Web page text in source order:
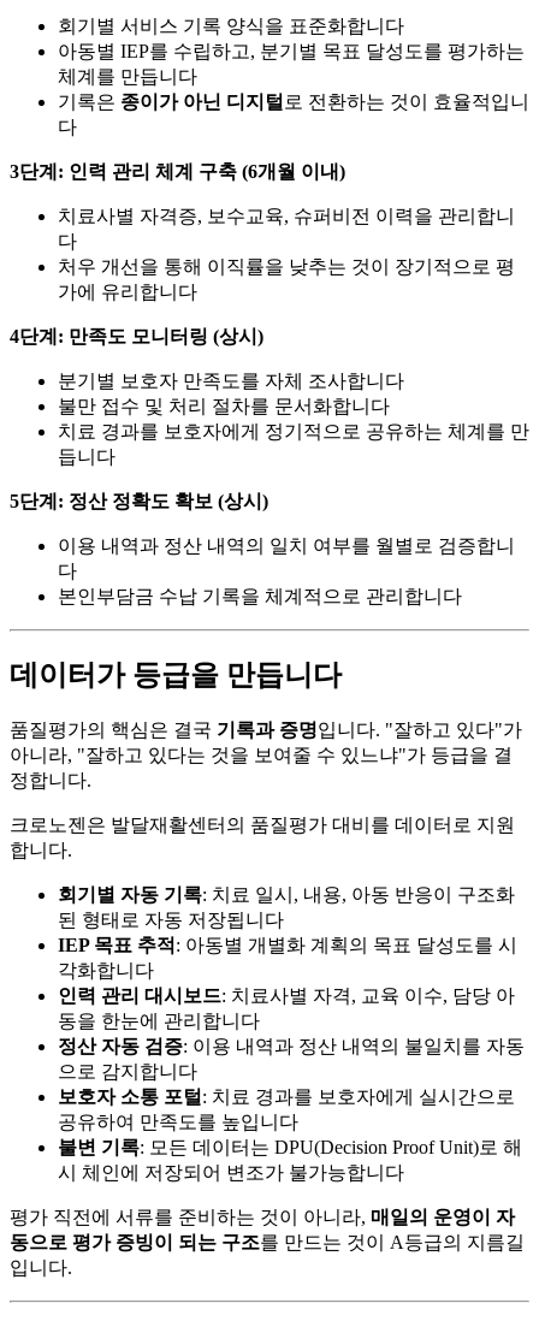
회기별 서비스 기록 양식을 표준화합니다
아동별 IEP를 수립하고, 분기별 목표 달성도를 평가하는
체계를 만듭니다
기록은 종이가 아닌 디지털 로 전환하는 것이 효율적입니
다
3단계: 인력 관리 체계 구축 (6개월 이내)
치료사별 자격증, 보수교육, 슈퍼비전 이력을 관리합니
다
처우 개선을 통해 이직률을 낮추는 것이 장기적으로 평
가에 유리합니다
4단계: 만족도 모니터링 (상시)
분기별 보호자 만족도를 자체 조사합니다
불만 접수 및 처리 절차를 문서화합니다
치료 경과를 보호자에게 정기적으로 공유하는 체계를 만
듭니다
5단계: 정산 정확도 확보 (상시)
이용 내역과 정산 내역의 일치 여부를 월별로 검증합니
다
본인부담금 수납 기록을 체계적으로 관리합니다
데이터가 등급을 만듭니다
품질평가의 핵심은 결국 기록과 증명입니다. "잘하고 있다"가
아니라, "잘하고 있다는 것을 보여줄 수 있느냐"가 등급을 결
정합니다.
크로노젠은 발달재활센터의 품질평가 대비를 데이터로 지원
합니다.
회기별 자동 기록: 치료 일시, 내용, 아동 반응이 구조화
된 형태로 자동 저장됩니다
IEP 목표 추적 : 아동별 개별화 계획의 목표 달성도를 시
각화합니다
인력 관리 대시보드: 치료사별 자격, 교육 이수, 담당 아
동을 한눈에 관리합니다
정산 자동 검증: 이용 내역과 정산 내역의 불일치를 자동
으로 감지합니다
보호자 소통 포털 : 치료 경과를 보호자에게 실시간으로
공유하여 만족도를 높입니다
불변 기록: 모든 데이터는 DPU(Decision Proof Unit)로 해
시 체인에 저장되어 변조가 불가능합니다
평가 직전에 서류를 준비하는 것이 아니라, 매일의 운영이 자
동으로 평가 증빙이 되는 구조를 만드는 것이 A등급의 지름길
입니다.